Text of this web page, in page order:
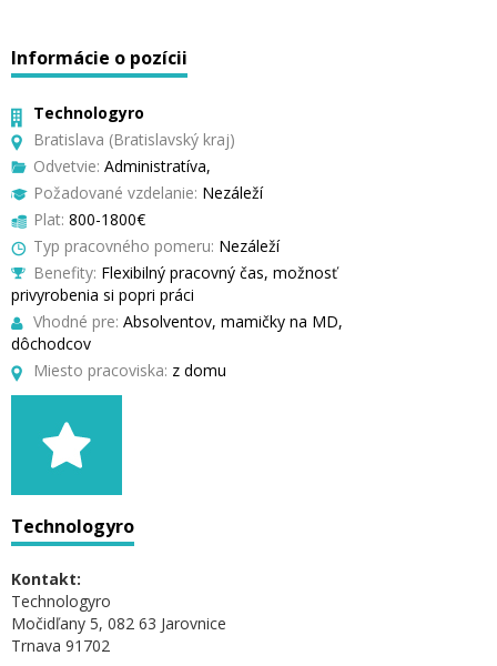
Informácie o pozícii
Technologyro
Bratislava (Bratislavský kraj)
Odvetvie: Administratíva,
Požadované vzdelanie: Nezáleží
Plat: 800-1800€
Typ pracovného pomeru: Nezáleží
Benefity: Flexibilný pracovný čas, možnosť
privyrobenia si popri práci
Vhodné pre: Absolventov, mamičky na MD,
dôchodcov
Miesto pracoviska: z domu
Technologyro
Kontakt:
Technologyro
Močidľany 5, 082 63 Jarovnice
Trnava 91702